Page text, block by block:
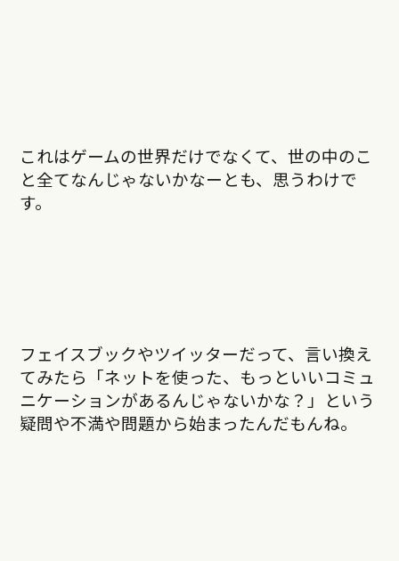
これはゲームの世界だけでなくて、世の中のこ
と全てなんじゃないかなーとも、思うわけで
す。
フェイスブックやツイッターだって、言い換え
てみたら「ネットを使った、もっといいコミュ
ニケーションがあるんじゃないかな？」という
疑問や不満や問題から始まったんだもんね。